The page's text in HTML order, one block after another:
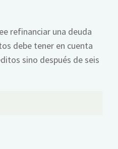
refinanciar una deuda
debe tener en cuenta
sino después de seis